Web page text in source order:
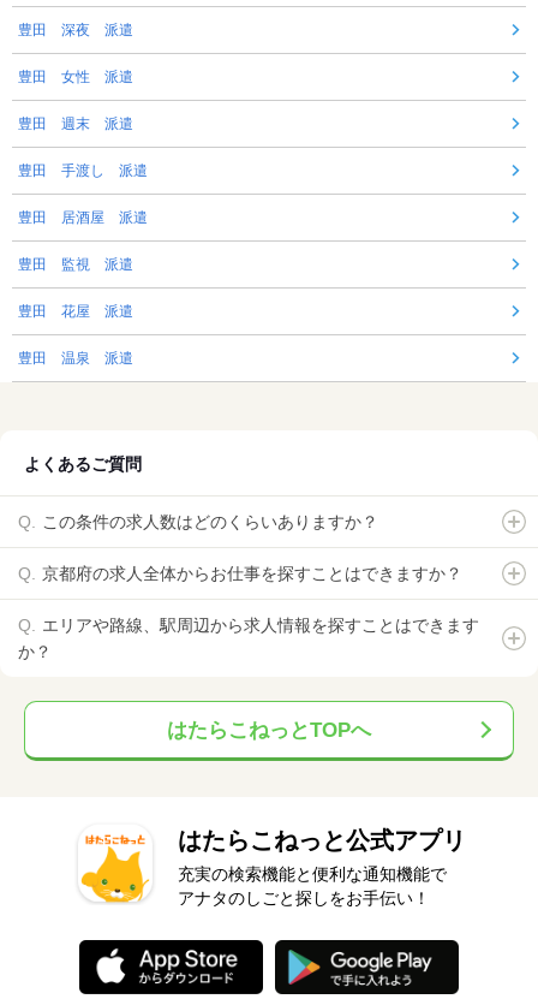
豊田 深夜 派遣
豊田 女性 派遣
豊田 週末 派遣
豊田 手渡し 派遣
豊田 居酒屋 派遣
豊田 監視 派遣
豊田 花屋 派遣
豊田 温泉 派遣
よくあるご質問
この条件の求人数はどのくらいありますか？
京都府の求人全体からお仕事を探すことはできますか？
エリアや路線、駅周辺から求人情報を探すことはできます
か？
はたらこねっとTOPへ
はたらこねっと公式アプリ
充実の検索機能と便利な通知機能で
アナタのしごと探しをお手伝い！